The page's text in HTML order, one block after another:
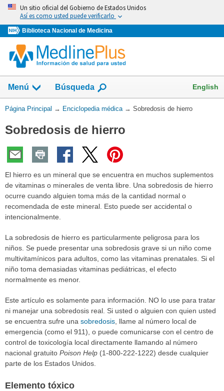
Omita
vaya
al
Contenido
Un sitio oficial del Gobierno de Estados Unidos
Así es como usted puede verificarlo
Biblioteca Nacional de Medicina
Menú Búsqueda English
Usted
aquí:
Página Principal → Enciclopedia médica → Sobredosis de hierro
Sobredosis de hierro
El hierro es un mineral que se encuentra en muchos suplementos
de vitaminas o minerales de venta libre. Una sobredosis de hierro
ocurre cuando alguien toma más de la cantidad normal o
recomendada de este mineral. Esto puede ser accidental o
intencionalmente.
La sobredosis de hierro es particularmente peligrosa para los
niños. Se puede presentar una sobredosis grave si un niño come
multivitamínicos para adultos, como las vitaminas prenatales. Si el
niño toma demasiadas vitaminas pediátricas, el efecto
normalmente es menor.
Este artículo es solamente para información. NO lo use para tratar
ni manejar una sobredosis real. Si usted o alguien con quien usted
se encuentra sufre una sobredosis , llame al número local de
emergencia (como el 911), o puede comunicarse con el centro de
control de toxicología local directamente llamando al número
nacional gratuito Poison Help (1-800-222-1222) desde cualquier
parte de los Estados Unidos.
Elemento tóxico